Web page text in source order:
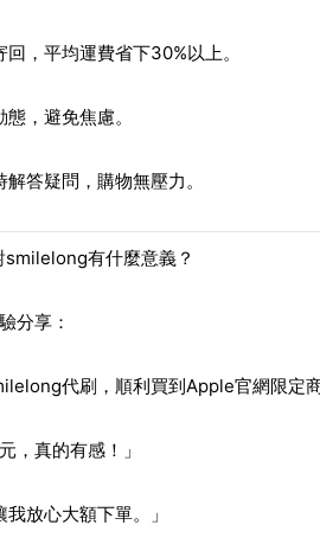
，平均運費省下30%以上。
，避免焦慮。
答疑問，購物無壓力。
有什麼意義？
分享：
代刷，順利買到Apple官網限定商
，真的有感！」
放心大額下單。」